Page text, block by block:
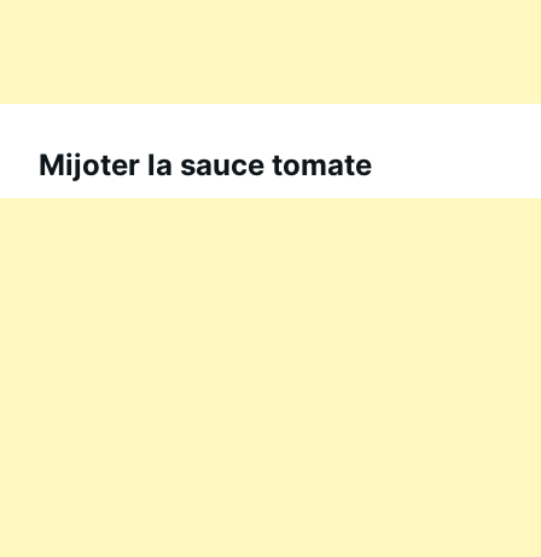
Mijoter la sauce tomate